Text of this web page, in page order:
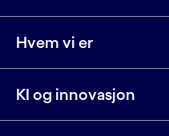
Hvem vi er
KI og innovasjon